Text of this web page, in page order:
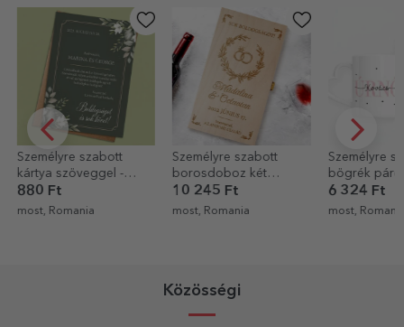
Személyre szabott
borosdoboz két
palackhoz, felirattal -
Casa de piatra
10 245 Ft
most, Romania
Személyre szabott
bögrék pároknak
szöveggel és dátummal
- MRS & MR - szív alakú
6 324 Ft
most, Romania
Személyre
pezsgő
Casa de
6 403 Ft
most,
Közösségi